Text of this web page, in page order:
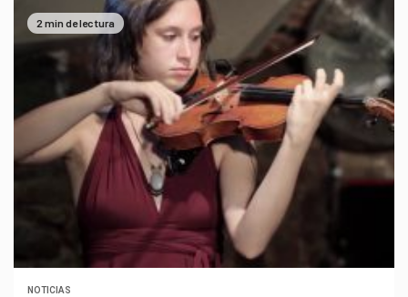
2 min de lectura
NOTICIAS